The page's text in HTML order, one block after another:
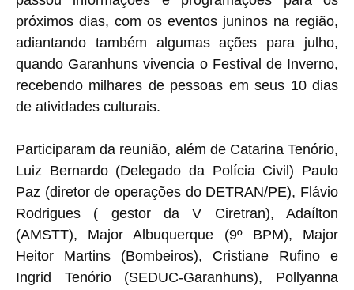
próximos dias, com os eventos juninos na região,
adiantando também algumas ações para julho,
quando Garanhuns vivencia o Festival de Inverno,
recebendo milhares de pessoas em seus 10 dias
de atividades culturais.
Participaram da reunião, além de Catarina Tenório,
Luiz Bernardo (Delegado da Polícia Civil) Paulo
Paz (diretor de operações do DETRAN/PE), Flávio
Rodrigues ( gestor da V Ciretran), Adaílton
(AMSTT), Major Albuquerque (9º BPM), Major
Heitor Martins (Bombeiros), Cristiane Rufino e
Ingrid Tenório (SEDUC-Garanhuns), Pollyanna